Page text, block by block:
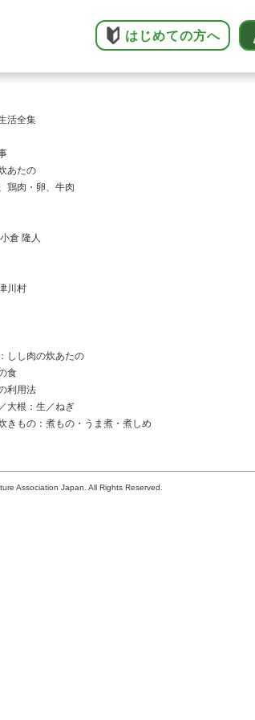
はじめての方へ
活全集
あたの
鶏肉・卵、牛肉
倉 隆人
川村
しし肉の炊あたの
食
利用法
大根：生／ねぎ
きもの：煮もの・うま煮・煮しめ
Association Japan. All Rights Reserved.